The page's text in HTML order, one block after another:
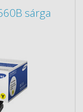
sárga